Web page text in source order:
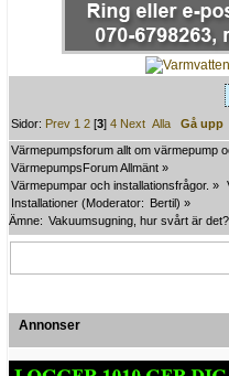
Sidor: Prev 1 2 [3]4 Next Alla
Gå upp
Värmepumpsforum allt om värmepump
VärmepumpsForum Allmänt »
Värmepumpar och installationsfrågor. »
Installationer (Moderator: Bertil) »
Ämne: Vakuumsugning, hur svårt är det?
Annonser